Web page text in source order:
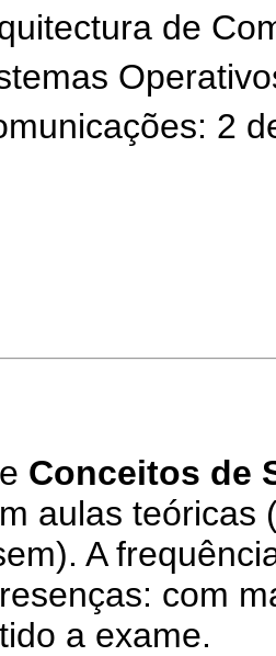
de
2
Conceitos de
aulas teóricas
A
com
a exame.